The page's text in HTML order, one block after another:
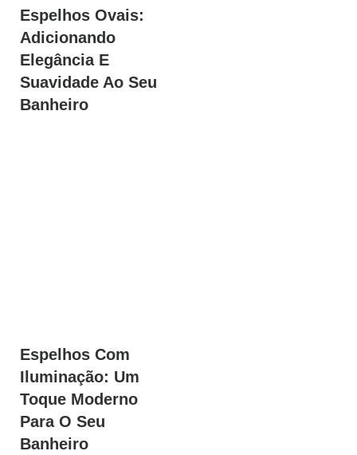
Espelhos Ovais:
Adicionando
Elegância E
Suavidade Ao Seu
Banheiro
Espelhos Com
Iluminação: Um
Toque Moderno
Para O Seu
Banheiro